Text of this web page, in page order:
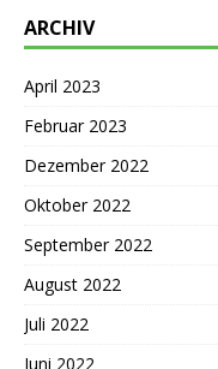
ARCHIV
April 2023
Februar 2023
Dezember 2022
Oktober 2022
September 2022
August 2022
Juli 2022
Juni 2022